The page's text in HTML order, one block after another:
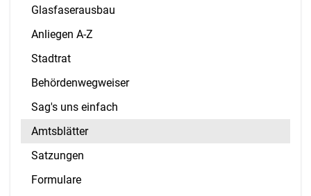
Glasfaserausbau
Anliegen A-Z
Stadtrat
Behördenwegweiser
Sag's uns einfach
Amtsblätter
Satzungen
Formulare